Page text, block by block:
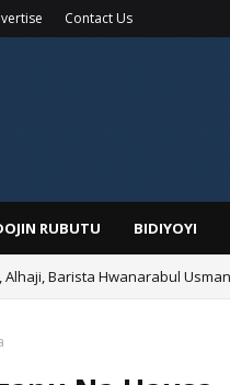
Contact Us
RUBUTU BIDIYOYI
Barista Hwanarabul